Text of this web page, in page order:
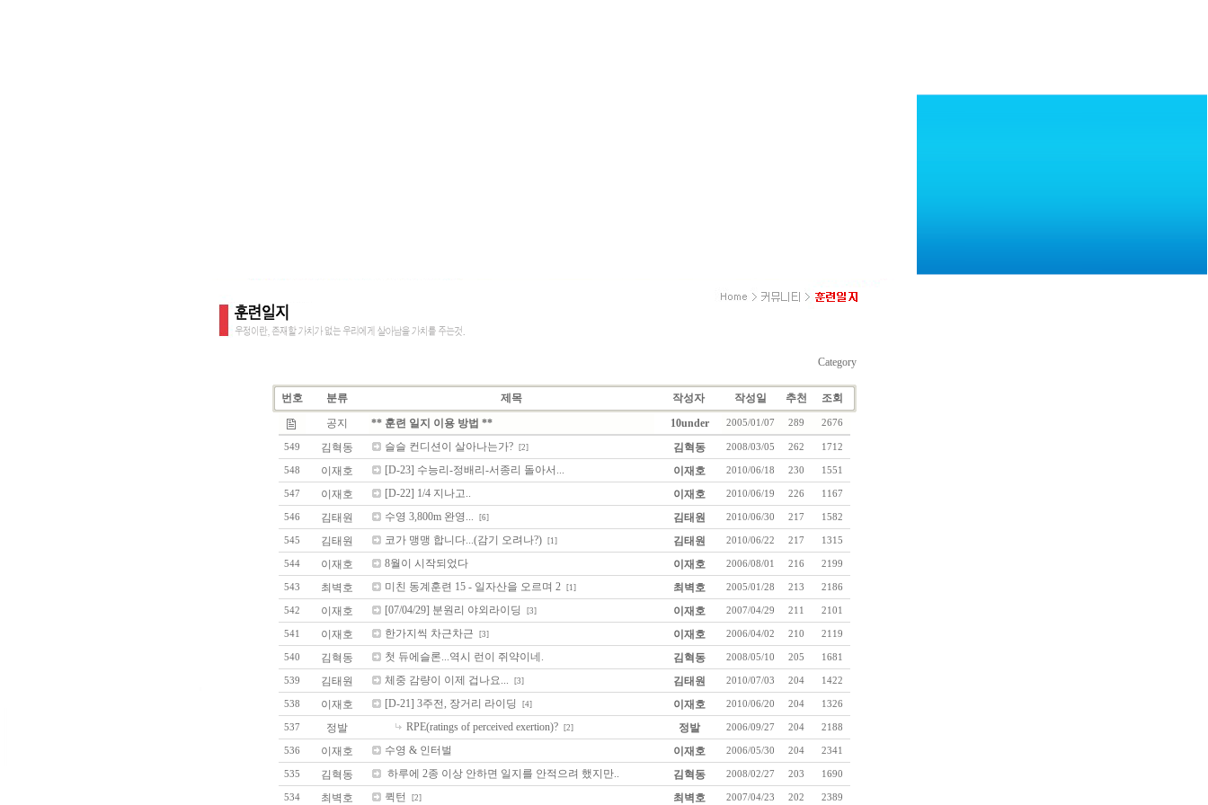
Category
번호 분류 제목 작성자 작성일 추천
조회
공지
** 훈련 일지 이용 방법 ** 10under 2005/01/07 289 2676
549 김혁동 슬슬 컨디션이 살아나는가? [2] 김혁동 2008/03/05 262 1712
548 이재호 [D-23] 수능리-정배리-서종리 돌아서... 이재호 2010/06/18 230 1551
547 이재호 [D-22] 1/4 지나고.. 이재호 2010/06/19 226 1167
546 김태원 수영 3,800m 완영... [6] 김태원 2010/06/30 217 1582
545 김태원 코가 맹맹 합니다...(감기 오려나?) [1] 김태원 2010/06/22 217 1315
544 이재호 8월이 시작되었다 이재호 2006/08/01 216 2199
543 최벽호 미친 동계훈련 15 - 일자산을 오르며 2 [1] 최벽호 2005/01/28 213 2186
542 이재호 [07/04/29] 분원리 야외라이딩 [3] 이재호 2007/04/29 211 2101
541 이재호 한가지씩 차근차근 [3] 이재호 2006/04/02 210 2119
540 김혁동 첫 듀에슬론...역시 런이 쥐약이네. 김혁동 2008/05/10 205 1681
539 김태원 체중 감량이 이제 겁나요... [3] 김태원 2010/07/03 204 1422
538 이재호 [D-21] 3주전, 장거리 라이딩 [4] 이재호 2010/06/20 204 1326
537 정발 RPE(ratings of perceived exertion)? [2] 정발 2006/09/27 204 2188
536 이재호 수영 & 인터벌 이재호 2006/05/30 204 2341
535 김혁동 하루에 2종 이상 안하면 일지를 안적으려 했지만.. 김혁동 2008/02/27 203 1690
534 최벽호 퀵턴 [2] 최벽호 2007/04/23 202 2389